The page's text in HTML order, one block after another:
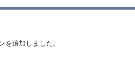
を追加しました。